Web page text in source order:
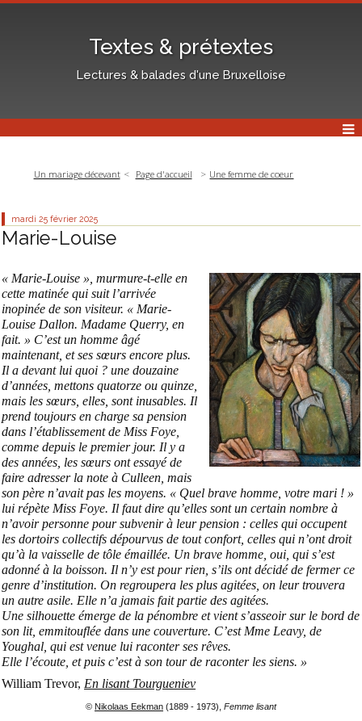
Textes & prétextes
Lectures & balades d'une Bruxelloise
Un mariage décevant Page d'accueil Une femme de coeur
mardi 25 février 2025
Marie-Louise
« Marie-Louise », murmure-t-elle en
cette matinée qui suit l’arrivée
inopinée de son visiteur. « Marie-
Louise Dallon. Madame Querry, en
fait. » C’est un homme âgé
maintenant, et ses sœurs encore plus.
Il a devant lui quoi ? une douzaine
d’années, mettons quatorze ou quinze,
mais les sœurs, elles, sont inusables. Il
prend toujours en charge sa pension
dans l’établissement de Miss Foye,
comme depuis le premier jour. Il y a
des années, les sœurs ont essayé de
faire adresser la note à Culleen, mais
son père n’avait pas les moyens. « Quel brave homme, votre mari ! »
lui répète Miss Foye. Il faut dire qu’elles sont un certain nombre à
n’avoir personne pour subvenir à leur pension : celles qui occupent
les dortoirs collectifs dépourvus de tout confort, celles qui n’ont droit
qu’à la vaisselle de tôle émaillée. Un brave homme, oui, qui s’est
adonné à la boisson. Il n’y est pour rien, s’ils ont décidé de fermer ce
genre d’institution. On regroupera les plus agitées, on leur trouvera
un autre asile. Elle n’a jamais fait partie des agitées.
Une silhouette émerge de la pénombre et vient s’asseoir sur le bord de
son lit, emmitouflée dans une couverture. C’est Mme Leavy, de
Youghal, qui est venue lui raconter ses rêves.
Elle l’écoute, et puis c’est à son tour de raconter les siens. »
William Trevor, En lisant Tourgueniev
© Nikolaas Eekman (1889 - 1973), Femme lisant